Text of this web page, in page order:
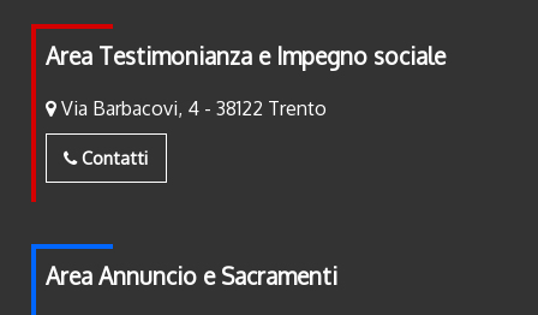
Area Testimonianza e Impegno sociale
Via Barbacovi, 4 - 38122 Trento
Contatti
Area Annuncio e Sacramenti